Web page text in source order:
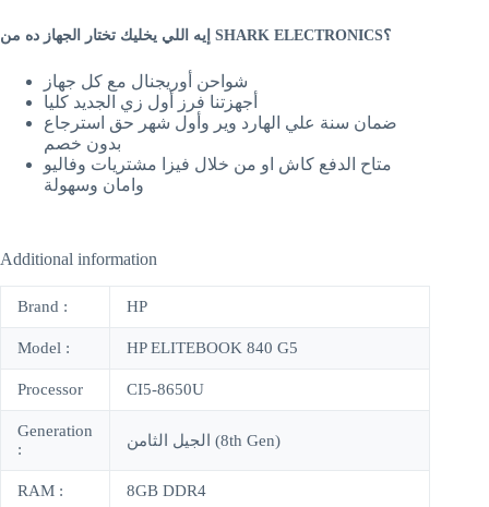
إيه اللي يخليك تختار الجهاز ده من SHARK ELECTRONICS؟
شواحن أوريجنال مع كل جهاز
أجهزتنا فرز أول زي الجديد كليا
ضمان سنة علي الهارد وير وأول شهر حق استرجاع
بدون خصم
متاح الدفع كاش او من خلال فيزا مشتريات وفاليو
وامان وسهولة
Additional information
Brand : HP
Model : HP ELITEBOOK 840 G5
Processor CI5-8650U
Generation
:
الجيل الثامن (8th Gen)
RAM : 8GB DDR4